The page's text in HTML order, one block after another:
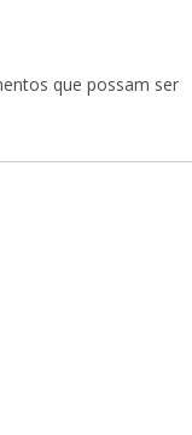
que possam ser